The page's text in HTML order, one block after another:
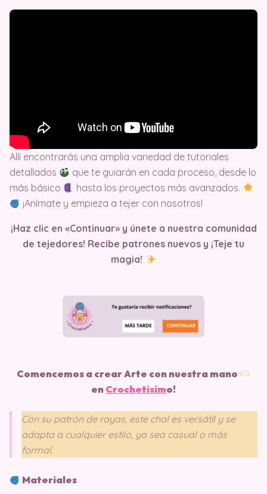
Allí encontrarás una amplia variedad de tutoriales
detallados
que te guiarán en cada proceso, desde lo
más básico
hasta los proyectos más avanzados.
¡Anímate y empieza a tejer con nosotros!
¡Haz clic en «Continuar» y únete a nuestra comunidad
de tejedores! Recibe patrones nuevos y ¡Teje tu
magia!
Comencemos a crear Arte con nuestra mano
en Crochetisimo!
Con su patrón de rayas, este chal es versátil y se
adapta a cualquier estilo, ya sea casual o más
formal.
Materiales